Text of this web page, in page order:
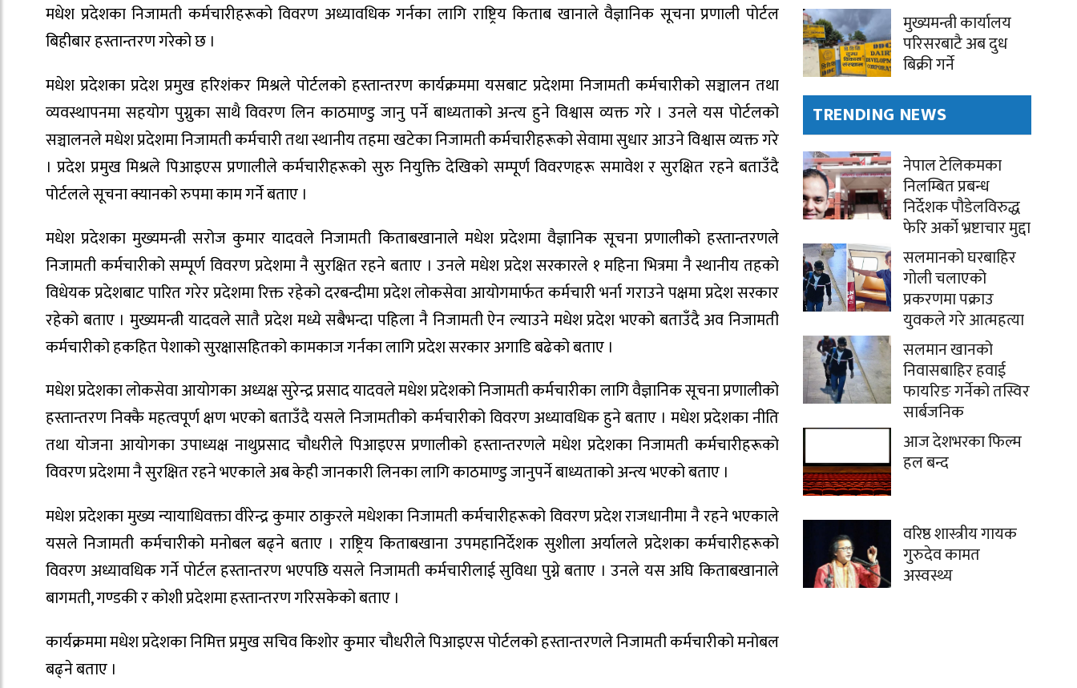
मधेश प्रदेशका निजामती कर्मचारीहरूको विवरण अध्यावधिक गर्नका लागि राष्ट्रिय किताब खानाले वैज्ञानिक सूचना प्रणाली पोर्टल
बिहीबार हस्तान्तरण गरेको छ ।
मधेश प्रदेशका प्रदेश प्रमुख हरिशंकर मिश्रले पोर्टलको हस्तान्तरण कार्यक्रममा यसबाट प्रदेशमा निजामती कर्मचारीको सञ्चालन तथा
व्यवस्थापनमा सहयोग पुग्नुका साथै विवरण लिन काठमाण्डु जानु पर्ने बाध्यताको अन्त्य हुने विश्वास व्यक्त गरे । उनले यस पोर्टलको
सञ्चालनले मधेश प्रदेशमा निजामती कर्मचारी तथा स्थानीय तहमा खटेका निजामती कर्मचारीहरूको सेवामा सुधार आउने विश्वास व्यक्त गरे
। प्रदेश प्रमुख मिश्रले पिआइएस प्रणालीले कर्मचारीहरूको सुरु नियुक्ति देखिको सम्पूर्ण विवरणहरू समावेश र सुरक्षित रहने बताउँदै
पोर्टलले सूचना क्यानको रुपमा काम गर्ने बताए ।
मधेश प्रदेशका मुख्यमन्त्री सरोज कुमार यादवले निजामती किताबखानाले मधेश प्रदेशमा वैज्ञानिक सूचना प्रणालीको हस्तान्तरणले
निजामती कर्मचारीको सम्पूर्ण विवरण प्रदेशमा नै सुरक्षित रहने बताए । उनले मधेश प्रदेश सरकारले १ महिना भित्रमा नै स्थानीय तहको
विधेयक प्रदेशबाट पारित गरेर प्रदेशमा रिक्त रहेको दरबन्दीमा प्रदेश लोकसेवा आयोगमार्फत कर्मचारी भर्ना गराउने पक्षमा प्रदेश सरकार
रहेको बताए । मुख्यमन्त्री यादवले सातै प्रदेश मध्ये सबैभन्दा पहिला नै निजामती ऐन ल्याउने मधेश प्रदेश भएको बताउँदै अव निजामती
कर्मचारीको हकहित पेशाको सुरक्षासहितको कामकाज गर्नका लागि प्रदेश सरकार अगाडि बढेको बताए ।
मधेश प्रदेशका लोकसेवा आयोगका अध्यक्ष सुरेन्द्र प्रसाद यादवले मधेश प्रदेशको निजामती कर्मचारीका लागि वैज्ञानिक सूचना प्रणालीको
हस्तान्तरण निक्कै महत्वपूर्ण क्षण भएको बताउँदै यसले निजामतीको कर्मचारीको विवरण अध्यावधिक हुने बताए । मधेश प्रदेशका नीति
तथा योजना आयोगका उपाध्यक्ष नाथुप्रसाद चौधरीले पिआइएस प्रणालीको हस्तान्तरणले मधेश प्रदेशका निजामती कर्मचारीहरूको
विवरण प्रदेशमा नै सुरक्षित रहने भएकाले अब केही जानकारी लिनका लागि काठमाण्डु जानुपर्ने बाध्यताको अन्त्य भएको बताए ।
मधेश प्रदेशका मुख्य न्यायाधिवक्ता वीरेन्द्र कुमार ठाकुरले मधेशका निजामती कर्मचारीहरूको विवरण प्रदेश राजधानीमा नै रहने भएकाले
यसले निजामती कर्मचारीको मनोबल बढ्ने बताए । राष्ट्रिय किताबखाना उपमहानिर्देशक सुशीला अर्यालले प्रदेशका कर्मचारीहरूको
विवरण अध्यावधिक गर्ने पोर्टल हस्तान्तरण भएपछि यसले निजामती कर्मचारीलाई सुविधा पुग्ने बताए । उनले यस अघि किताबखानाले
बागमती, गण्डकी र कोशी प्रदेशमा हस्तान्तरण गरिसकेको बताए ।
कार्यक्रममा मधेश प्रदेशका निमित्त प्रमुख सचिव किशोर कुमार चौधरीले पिआइएस पोर्टलको हस्तान्तरणले निजामती कर्मचारीको मनोबल
बढ्ने बताए ।
मुख्यमन्त्री कार्यालय
परिसरबाटै अब दुध
बिक्री गर्ने
TRENDING NEWS
नेपाल टेलिकमका
निलम्बित प्रबन्ध
निर्देशक पौडेलविरुद्ध
फेरि अर्को भ्रष्टाचार मुद्दा
सलमानको घरबाहिर
गोली चलाएको
प्रकरणमा पक्राउ
युवकले गरे आत्महत्या
सलमान खानको
निवासबाहिर हवाई
फायरिङ गर्नेको तस्विर
सार्बजनिक
आज देशभरका फिल्म
हल बन्द
वरिष्ठ शास्त्रीय गायक
गुरुदेव कामत
अस्वस्थ्य